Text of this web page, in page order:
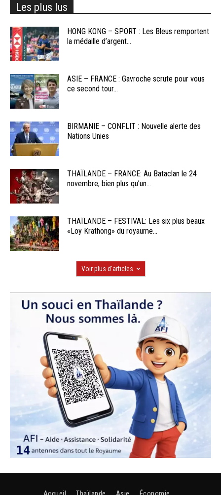
Les plus lus
HONG KONG – SPORT : Les Bleus remportent
la médaille d’argent...
ASIE – FRANCE : Gavroche scrute pour vous
ce second tour...
BIRMANIE – CONFLIT : Nouvelle alerte des
Nations Unies
THAÏLANDE – FRANCE: Au Bataclan le 24
novembre, bien plus qu’un...
THAÏLANDE – FESTIVAL: Les six plus beaux
«Loy Krathong» du royaume...
Voir plus d'articles